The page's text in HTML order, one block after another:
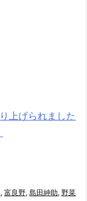
上げられました
, 富良野, 島田紳助, 野菜